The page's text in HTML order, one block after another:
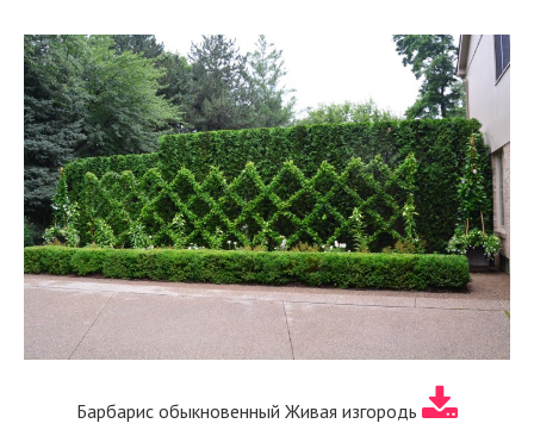
Барбарис обыкновенный Живая изгородь